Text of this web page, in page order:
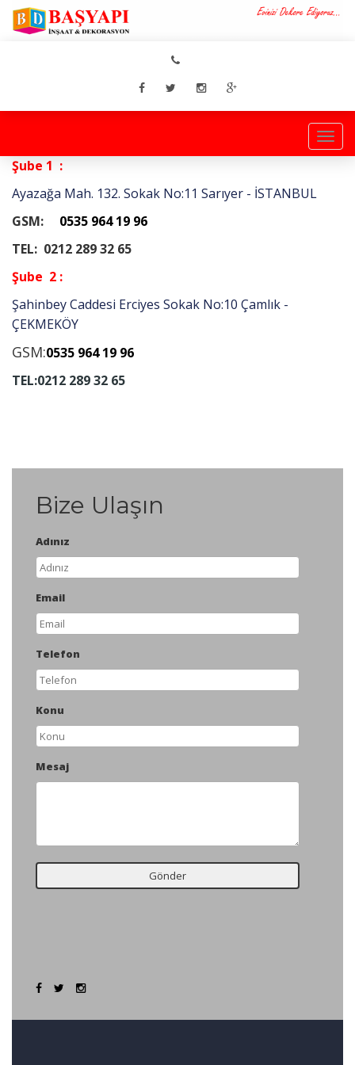
Şube 1 :
Ayazağa Mah. 132. Sokak No:11 Sarıyer - İSTANBUL
GSM: 0535 964 19 96
TEL: 0212 289 32 65
Şube 2 :
Şahinbey Caddesi Erciyes Sokak No:10 Çamlık -
ÇEKMEKÖY
GSM:0535 964 19 96
TEL:0212 289 32 65
Bize Ulaşın
Adınız
Email
Telefon
Konu
Mesaj